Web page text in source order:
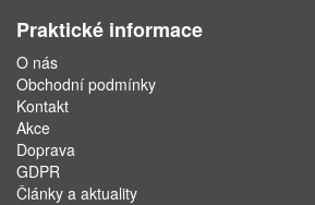
Praktické informace
O nás
Obchodní podmínky
Kontakt
Akce
Doprava
GDPR
Články a aktuality